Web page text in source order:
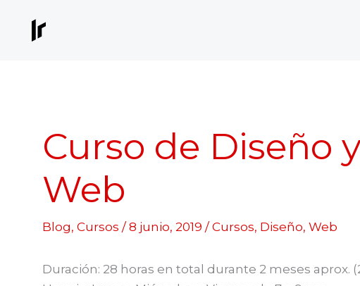
Curso de Diseño
Web
Blog, Cursos / 8 junio, 2019 / Cursos, Diseño, Web
Duración: 28 horas en total durante 2 meses aprox.